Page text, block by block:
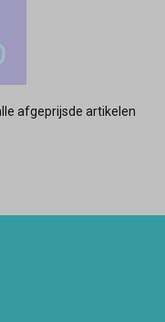
afgeprijsde artikelen